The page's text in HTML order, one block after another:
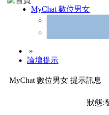
MyChat 數位男女
»
論壇提示
MyChat 數位男女 提示訊息
狀態: